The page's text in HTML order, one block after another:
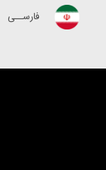
فارســی